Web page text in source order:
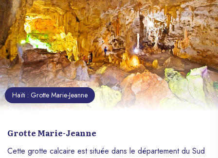
Haïti : Grotte Marie-Jeanne
Grotte Marie-Jeanne
Cette grotte calcaire est située dans le département du Sud